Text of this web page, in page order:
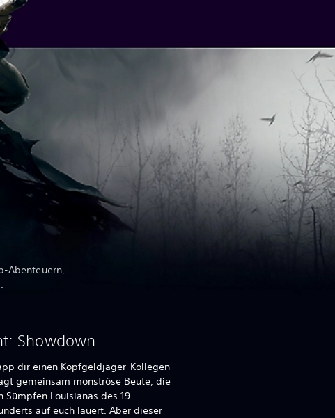
Abenteuern,
Showdown
dir einen Kopfgeldjäger-Kollegen
gemeinsam monströse Beute, die
Sümpfen Louisianas des 19.
auf euch lauert. Aber dieser